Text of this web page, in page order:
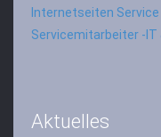
Internetseiten
Servicemitarbeiter -IT
Aktuelles